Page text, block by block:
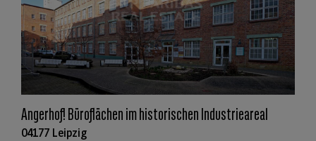
Angerhof! Büroflächen im historischen Industrieareal
04177 Leipzig